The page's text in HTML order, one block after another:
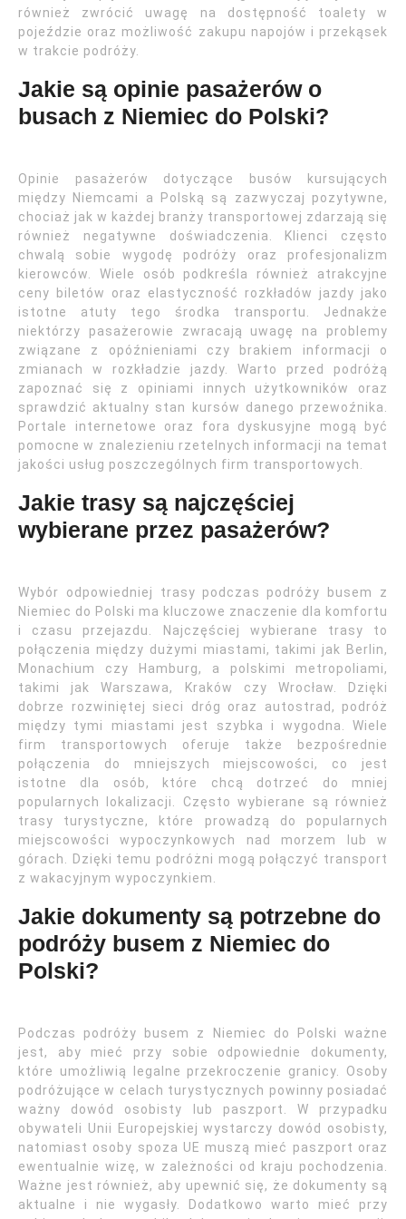
również zwrócić uwagę na dostępność toalety w
pojeździe oraz możliwość zakupu napojów i przekąsek
w trakcie podróży.
Jakie są opinie pasażerów o
busach z Niemiec do Polski?
Opinie pasażerów dotyczące busów kursujących
między Niemcami a Polską są zazwyczaj pozytywne,
chociaż jak w każdej branży transportowej zdarzają się
również negatywne doświadczenia. Klienci często
chwalą sobie wygodę podróży oraz profesjonalizm
kierowców. Wiele osób podkreśla również atrakcyjne
ceny biletów oraz elastyczność rozkładów jazdy jako
istotne atuty tego środka transportu. Jednakże
niektórzy pasażerowie zwracają uwagę na problemy
związane z opóźnieniami czy brakiem informacji o
zmianach w rozkładzie jazdy. Warto przed podróżą
zapoznać się z opiniami innych użytkowników oraz
sprawdzić aktualny stan kursów danego przewoźnika.
Portale internetowe oraz fora dyskusyjne mogą być
pomocne w znalezieniu rzetelnych informacji na temat
jakości usług poszczególnych firm transportowych.
Jakie trasy są najczęściej
wybierane przez pasażerów?
Wybór odpowiedniej trasy podczas podróży busem z
Niemiec do Polski ma kluczowe znaczenie dla komfortu
i czasu przejazdu. Najczęściej wybierane trasy to
połączenia między dużymi miastami, takimi jak Berlin,
Monachium czy Hamburg, a polskimi metropoliami,
takimi jak Warszawa, Kraków czy Wrocław. Dzięki
dobrze rozwiniętej sieci dróg oraz autostrad, podróż
między tymi miastami jest szybka i wygodna. Wiele
firm transportowych oferuje także bezpośrednie
połączenia do mniejszych miejscowości, co jest
istotne dla osób, które chcą dotrzeć do mniej
popularnych lokalizacji. Często wybierane są również
trasy turystyczne, które prowadzą do popularnych
miejscowości wypoczynkowych nad morzem lub w
górach. Dzięki temu podróżni mogą połączyć transport
z wakacyjnym wypoczynkiem.
Jakie dokumenty są potrzebne do
podróży busem z Niemiec do
Polski?
Podczas podróży busem z Niemiec do Polski ważne
jest, aby mieć przy sobie odpowiednie dokumenty,
które umożliwią legalne przekroczenie granicy. Osoby
podróżujące w celach turystycznych powinny posiadać
ważny dowód osobisty lub paszport. W przypadku
obywateli Unii Europejskiej wystarczy dowód osobisty,
natomiast osoby spoza UE muszą mieć paszport oraz
ewentualnie wizę, w zależności od kraju pochodzenia.
Ważne jest również, aby upewnić się, że dokumenty są
aktualne i nie wygasły. Dodatkowo warto mieć przy